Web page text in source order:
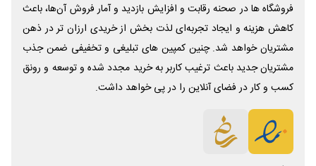
فروشگاه ها در صحنه رقابت و افزایش بازدید و آمار فروش آن‌ها، باعث
کاهش هزینه و ایجاد تجربه‌ای لذت بخش از خریدی ارزان تر در ذهن
مشتریان خواهد شد. چنین کمپین های تبلیغی و تخفیفی ضمن جذب
مشتریان جدید باعث ترغیب کاربر به خرید مجدد شده و توسعه و رونق
کسب و کار در فضای آنلاین را در پی خواهد داشت.